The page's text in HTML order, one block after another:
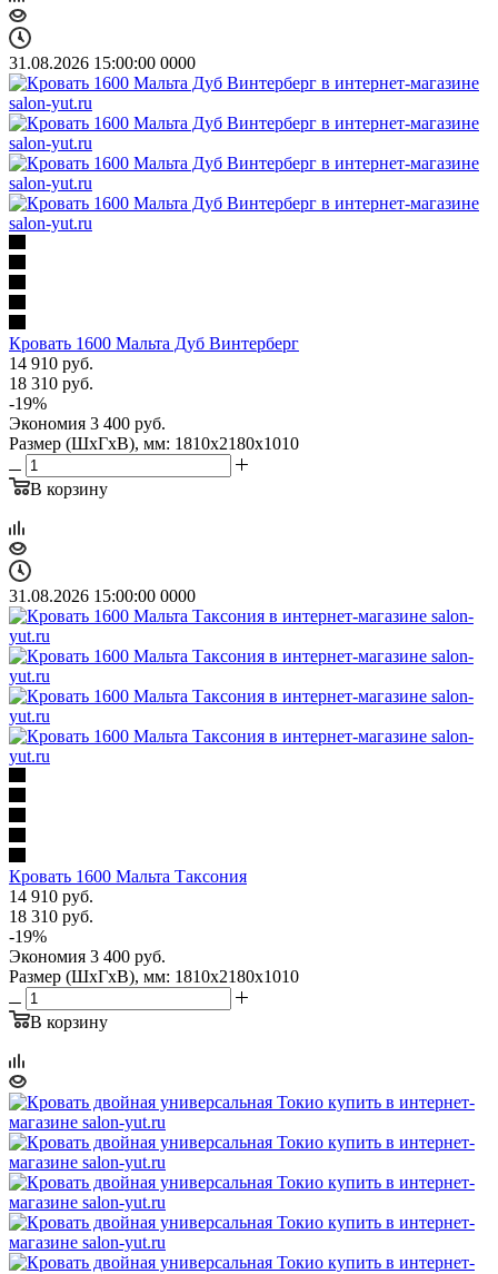
31.08.2026 15:00:00 0000
Кровать 1600 Мальта Дуб Винтерберг
14 910 руб.
18 310 руб.
-19%
Экономия 3 400 руб.
Размер (ШхГхВ), мм: 1810х2180х1010
В корзину
31.08.2026 15:00:00 0000
Кровать 1600 Мальта Таксония
14 910 руб.
18 310 руб.
-19%
Экономия 3 400 руб.
Размер (ШхГхВ), мм: 1810х2180х1010
В корзину